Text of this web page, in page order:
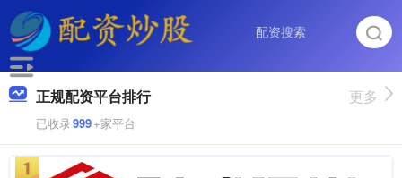
正规配资平台排行
已收录999+家平台
更多